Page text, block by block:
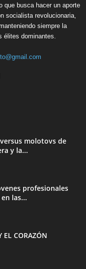
que busca hacer un aporte
socialista revolucionaria,
siempre la
élites dominantes.
molotovs de
y la...
profesionales
las...
EL CORAZÓN